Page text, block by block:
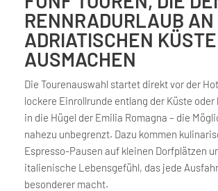
RENNRADURLAUB AN
ADRIATISCHEN KÜSTE
AUSMACHEN
Die Tourenauswahl startet direkt vor der
lockere Einrollrunde entlang der Küste
in die Hügel der Emilia Romagna – die
nahezu unbegrenzt. Dazu kommen
Espresso-Pausen auf kleinen Dorfplätzen
italienische Lebensgefühl, das jede
besonderer macht.